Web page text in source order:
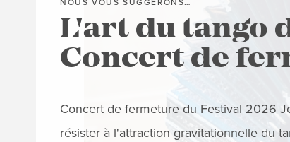
NOUS VOUS SUGGÉRONS…
L'art du tango
Concert de
Concert de fermeture du Festival 2026
résister à l'attraction gravitationnelle du